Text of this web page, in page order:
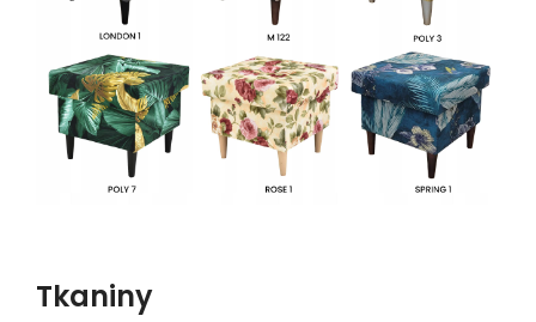
Tkaniny